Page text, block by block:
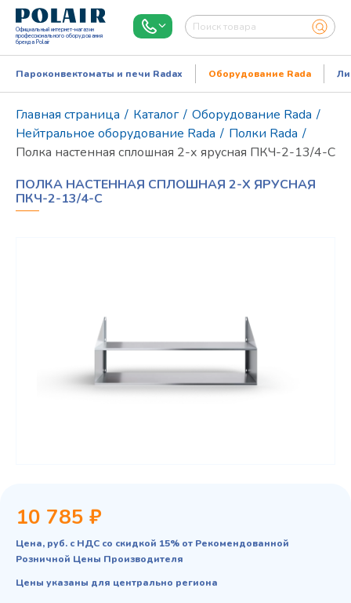
Официальный интернет-магазин
профессионального оборудования
бренда Polair
Пароконвектоматы и печи Radax Оборудование Rada
Главная страница / Каталог / Оборудование Rada /
Нейтральное оборудование Rada / Полки Rada /
Полка настенная сплошная 2-х ярусная ПКЧ-2-13/4-С
ПОЛКА НАСТЕННАЯ СПЛОШНАЯ 2-Х ЯРУСНАЯ
ПКЧ-2-13/4-С
10 785 ₽
Цена, руб. с НДС со скидкой 15% от Рекомендованной
Розничной Цены Производителя
Цены указаны для центрально региона